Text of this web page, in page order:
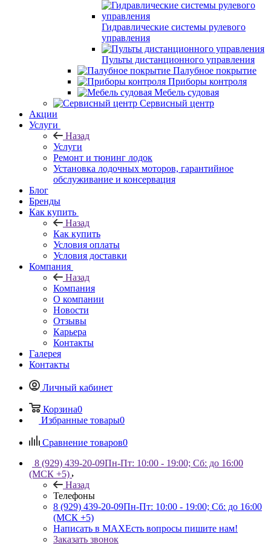
Гидравлические системы рулевого
управления
Пульты дистанционного управления
Палубное покрытие
Приборы контроля
Мебель судовая
Сервисный центр
Акции
Услуги
Назад
Услуги
Ремонт и тюнинг лодок
Установка лодочных моторов, гарантийное
обслуживание и консервация
Блог
Бренды
Как купить
Назад
Как купить
Условия оплаты
Условия доставки
Компания
Назад
Компания
О компании
Новости
Отзывы
Карьера
Контакты
Галерея
Контакты
Личный кабинет
Корзина0
Избранные товары0
Сравнение товаров0
8 (929) 439-20-09Пн-Пт: 10:00 - 19:00; Сб: до 16:00
(МСК +5)
Назад
Телефоны
8 (929) 439-20-09Пн-Пт: 10:00 - 19:00; Сб: до 16:00
(МСК +5)
Написать в MAXЕсть вопросы пишите нам!
Заказать звонок